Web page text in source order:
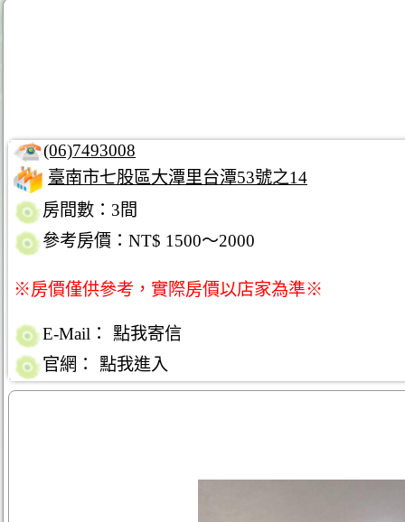
(06)7493008
臺南市七股區大潭里台潭53號之14
房間數：3間
參考房價：NT$ 1500～2000
※房價僅供參考，實際房價以店家為準※
E-Mail：
點我寄信
官網：
點我進入